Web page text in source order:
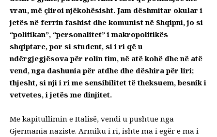
vrau, më çliroi njëkohësisht. Jam dëshmitar okular i
jetës në ferrin fashist dhe komunist në Shqipni, jo si
“politikan”, “personalitet” i makropolitikës
shqiptare, por si student, si i ri që u
ndërgjegjësova për rolin tim, në atë kohë dhe në atë
vend, nga dashunia për atdhe dhe dëshira për liri;
thjesht, si nji i ri me sensibilitet të theksuem, besnik i
vetvetes, i jetës me dinjitet.
Me kapitullimin e Italisë, vendi u pushtue nga
Gjermania naziste. Armiku i ri, ishte ma i egër e ma i